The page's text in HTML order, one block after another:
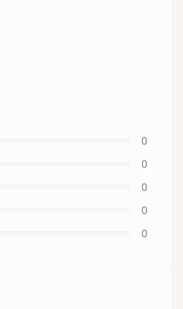
0
0
0
0
0